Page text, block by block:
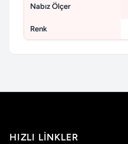
Nabız Ölçer
Renk
HIZLI LINKLER